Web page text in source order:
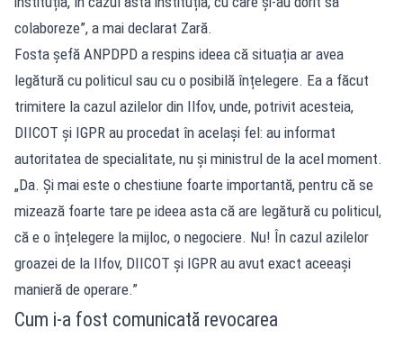
colaboreze”, a mai declarat Zară.
Fosta șefă ANPDPD a respins ideea că situația ar avea
legătură cu politicul sau cu o posibilă înțelegere. Ea a făcut
trimitere la cazul azilelor din Ilfov, unde, potrivit acesteia,
DIICOT și IGPR au procedat în același fel: au informat
autoritatea de specialitate, nu și ministrul de la acel moment.
„Da. Și mai este o chestiune foarte importantă, pentru că se
mizează foarte tare pe ideea asta că are legătură cu politicul,
că e o înțelegere la mijloc, o negociere. Nu! În cazul azilelor
groazei de la Ilfov, DIICOT și IGPR au avut exact aceeași
manieră de operare.”
Cum i-a fost comunicată revocarea